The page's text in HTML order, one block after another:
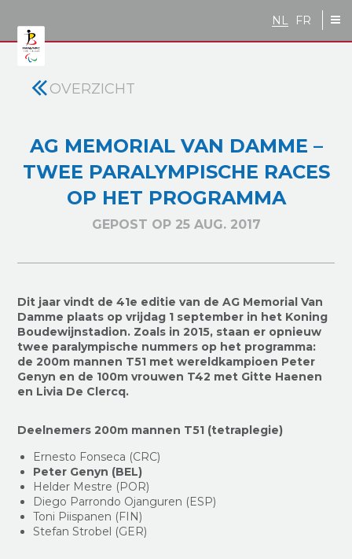
NL FR
OVERZICHT
AG MEMORIAL VAN DAMME –
TWEE PARALYMPISCHE RACES
OP HET PROGRAMMA
GEPOST OP 25 AUG. 2017
Dit jaar vindt de 41e editie van de AG Memorial Van
Damme plaats op vrijdag 1 september in het Koning
Boudewijnstadion. Zoals in 2015, staan er opnieuw
twee paralympische nummers op het programma:
de 200m mannen T51 met wereldkampioen Peter
Genyn en de 100m vrouwen T42 met Gitte Haenen
en Livia De Clercq.
Deelnemers 200m mannen T51 (tetraplegie)
Ernesto Fonseca (CRC)
Peter Genyn (BEL)
Helder Mestre (POR)
Diego Parrondo Ojanguren (ESP)
Toni Piispanen (FIN)
Stefan Strobel (GER)